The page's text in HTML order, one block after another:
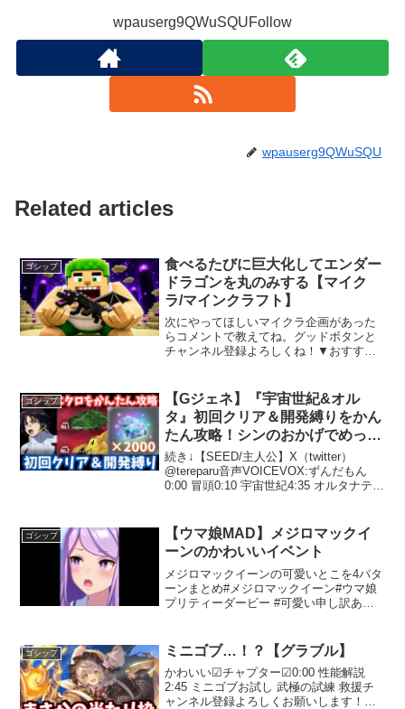
wpauserg9QWuSQUFollow
wpauserg9QWuSQU
Related articles
ゴシップ
食べるたびに巨大化してエンダー
ドラゴンを丸のみする【マイク
ラ/マインクラフト】
次にやってほしいマイクラ企画があった
らコメントで教えてね。グッドボタンと
チャンネル登録よろしくね！▼おすすめ
フト】#2初めてのエンダードラゴン討伐
が地獄すぎた......
ゴシップ
【Gジェネ】『宇宙世紀&オル
タ』初回クリア＆開発縛りをかん
たん攻略！シンのおかげでめっち
ゃ楽になった！【SDガンダム ジ
ージェネレーション エターナ
ル】エターナルロードエキスパー
続き↓【SEED/主人公】X（twitter）
@tereparu音声VOICEVOX:ずんだもん
0:00 冒頭0:10 宇宙世紀4:35 オルタナティ
があり、それぞれに...
ゴシップ
【ウマ娘MAD】メジロマックイ
ーンのかわいいイベント
メジロマックイーンの可愛いとこを4パタ
ーンまとめ#メジロマックイーン#ウマ娘
プリティーダービー #可愛い申し訳あり
ゴシップ ミニゴブ…！？【グラブル】
かわいい☑チャプター☑0:00 性能解説
2:45 ミニゴブお試し 武極の試練 救援チ
ャンネル登録よろしくお願いします！ツ